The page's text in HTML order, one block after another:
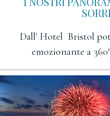
Dall' Hotel Bristol
emozionante a